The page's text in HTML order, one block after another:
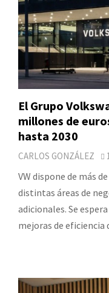
El Grupo
millones de
hasta 2030
CARLOS GONZÁLEZ
VW dispone de más
distintas áreas de
adicionales. Se
mejoras de eficiencia